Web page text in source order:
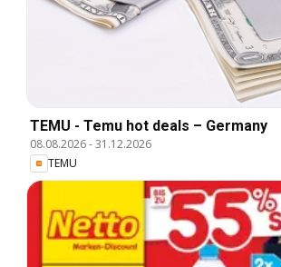
TEMU - Temu hot deals – Germany
08.08.2026-31.12.2026
TEMU